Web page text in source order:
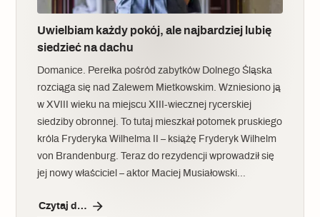
Uwielbiam każdy pokój, ale najbardziej lubię
siedzieć na dachu
Domanice. Perełka pośród zabytków Dolnego Śląska
rozciąga się nad Zalewem Mietkowskim. Wzniesiono ją
w XVIII wieku na miejscu XIII-wiecznej rycerskiej
siedziby obronnej. To tutaj mieszkał potomek pruskiego
króla Fryderyka Wilhelma II – książę Fryderyk Wilhelm
von Brandenburg. Teraz do rezydencji wprowadził się
jej nowy właściciel – aktor Maciej Musiałowski…
Czytaj dalej